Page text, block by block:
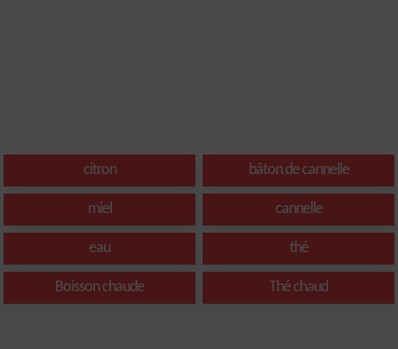
citron bâton de cannelle
miel cannelle
eau thé
Boisson chaude Thé chaud